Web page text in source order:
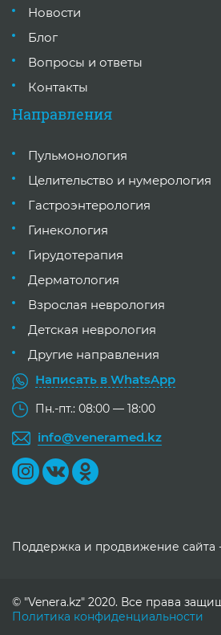
Новости
Блог
Вопросы и ответы
Контакты
Направления
Пульмонология
Целительство и нумерология
Гастроэнтерология
Гинекология
Гирудотерапия
Дерматология
Взрослая неврология
Детская неврология
Другие направления
Написать в WhatsApp
Пн.-пт.: 08:00 — 18:00
info@veneramed.kz
Поддержка и продвижение сайта
© "Venera.kz" 2020. Все права
Политика конфиденциальности